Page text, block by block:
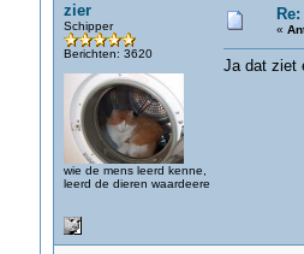
zier
Schipper
Berichten: 3620
wie de mens leerd kenne,
leerd de dieren waardeere
«
Ja dat ziet